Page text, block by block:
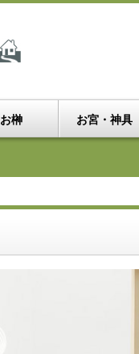
お榊 お宮・神具